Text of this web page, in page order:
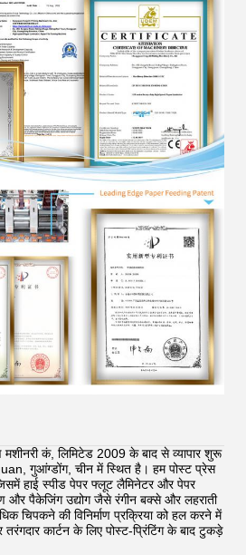
कं, लिमिटेड 2009 के बाद से व्यापार शुरू
गुआंग्डोंग, चीन में स्थित है। हम पोस्ट प्रेस
हाई स्पीड पेपर फ्लूट लैमिनेटर और पेपर
और पैकेजिंग उद्योग जैसे रंगीन बक्से और लहराती
चिपकने की विनिर्माण प्रक्रिया को हल करने में
तरंगदार कार्टन के लिए पोस्ट-प्रिंटिंग के बाद टुकड़े